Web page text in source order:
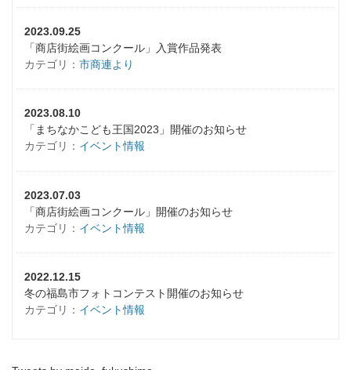
2023.09.25
「商店街絵画コンクール」入賞作品発表
カテゴリ： 市商連より
2023.08.10
「まちなかこども王国2023」開催のお知らせ
カテゴリ： イベント情報
2023.07.03
「商店街絵画コンクール」開催のお知らせ
カテゴリ： イベント情報
2022.12.15
冬の福島市フォトコンテスト開催のお知らせ
カテゴリ： イベント情報